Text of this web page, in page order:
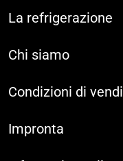
La refrigerazione
Chi siamo
Condizioni di
Impronta